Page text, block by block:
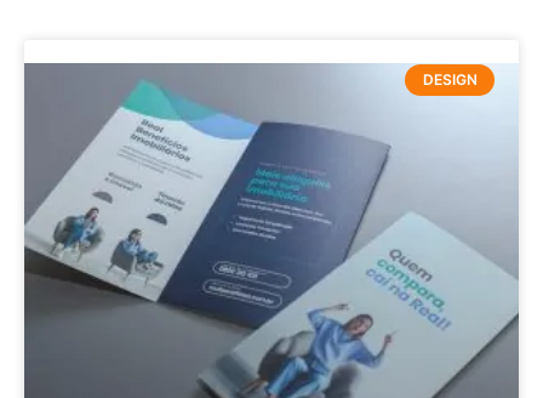
DESIGN